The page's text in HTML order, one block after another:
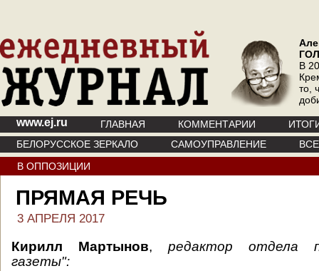
В
то,
www.ej.ru ГЛАВНАЯ КОММЕНТАРИИ
БЕЛОРУССКОЕ ЗЕРКАЛО
САМОУПРАВЛЕНИЕ
В ОППОЗИЦИИ
ПРЯМАЯ РЕЧЬ
3 АПРЕЛЯ 2017
Кирилл Мартынов, редактор отдела
газеты":